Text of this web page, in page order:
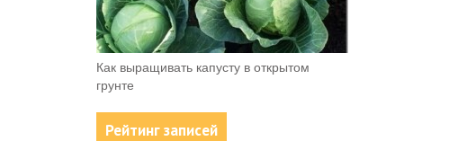
Как выращивать капусту в открытом
грунте
Рейтинг записей